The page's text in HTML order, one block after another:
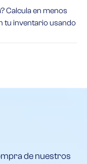
Calcula en menos
tu inventario usando
de nuestros